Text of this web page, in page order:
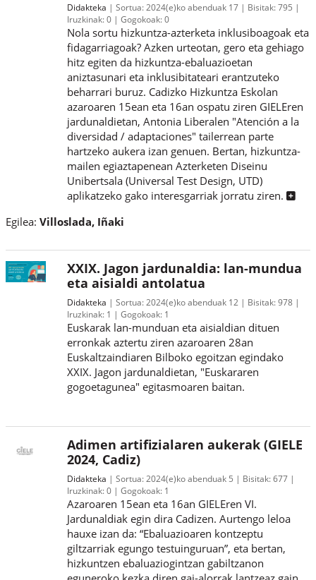
Didakteka Sortua: 2024(e)ko abenduak 17 Bisitak:795
Iruzkinak:0 Gogokoak:0
Nola sortu hizkuntza-azterketa inklusiboagoak eta
fidagarriagoak? Azken urteotan, gero eta gehiago
hitz egiten da hizkuntza-ebaluazioetan
aniztasunari eta inklusibitateari erantzuteko
beharrari buruz. Cadizko Hizkuntza Eskolan
azaroaren 15ean eta 16an ospatu ziren GIELEren
jardunaldietan, Antonia Liberalen "Atención a la
diversidad / adaptaciones" tailerrean parte
hartzeko aukera izan genuen. Bertan, hizkuntza-
mailen egiaztapenean Azterketen Diseinu
Unibertsala (Universal Test Design, UTD)
aplikatzeko gako interesgarriak jorratu ziren.
Egilea: Villoslada, Iñaki
XXIX. Jagon jardunaldia: lan-mundua
eta aisialdi antolatua
Didakteka Sortua: 2024(e)ko abenduak 12 Bisitak:978
Iruzkinak: 1 Gogokoak: 1
Euskarak lan-munduan eta aisialdian dituen
erronkak aztertu ziren azaroaren 28an
Euskaltzaindiaren Bilboko egoitzan egindako
XXIX. Jagon jardunaldietan, "Euskararen
gogoetagunea" egitasmoaren baitan.
Adimen artifizialaren aukerak (GIELE
2024, Cadiz)
Didakteka Sortua: 2024(e)ko abenduak 5 Bisitak:677
Iruzkinak:0 Gogokoak: 1
Azaroaren 15ean eta 16an GIELEren VI.
Jardunaldiak egin dira Cadizen. Aurtengo leloa
hauxe izan da: “Ebaluazioaren kontzeptu
giltzarriak egungo testuinguruan”, eta bertan,
hizkuntzen ebaluaziogintzan gabiltzanon